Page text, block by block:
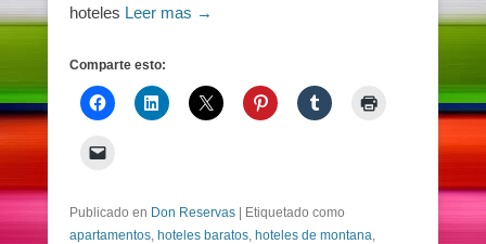
hoteles Leer mas →
Comparte esto:
Publicado en Don Reservas | Etiquetado como
apartamentos hoteles baratos hoteles de montana